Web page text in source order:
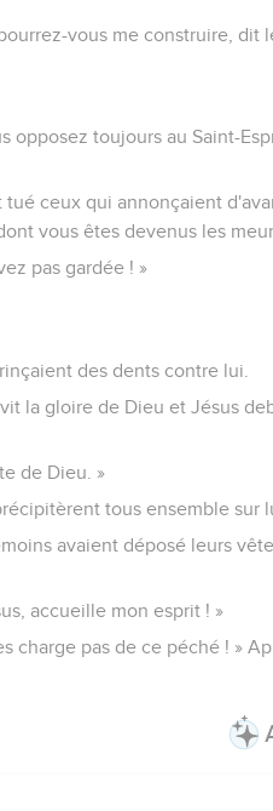
vous me construire, dit
opposez toujours au Saint-
tué ceux qui annonçaient
vous êtes devenus les
pas gardée ! »
des dents contre lui.
la gloire de Dieu et Jésus
de Dieu. »
tous ensemble sur
avaient déposé leurs
accueille mon esprit ! »
charge pas de ce péché ! »